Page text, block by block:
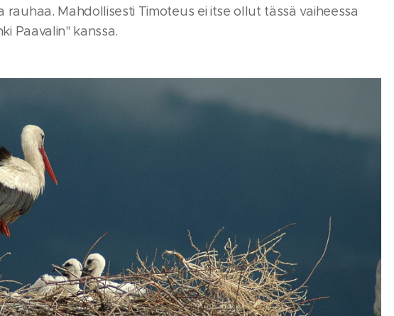
rauhaa. Mahdollisesti Timoteus ei itse ollut tässä vaiheessa
Paavalin" kanssa.